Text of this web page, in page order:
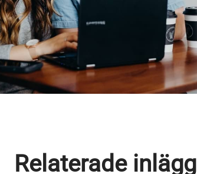
Relaterade inlägg